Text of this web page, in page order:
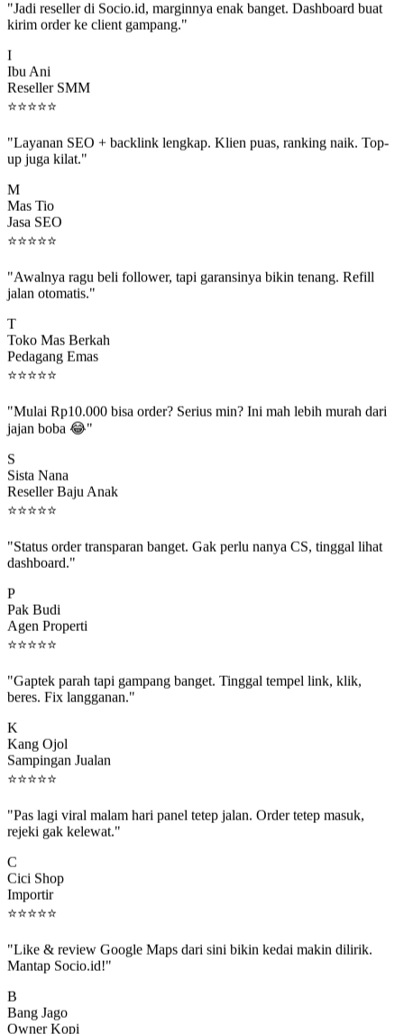
kirim order ke client gampang."
Ibu Ani
Reseller SMM
⭐⭐⭐⭐⭐
up juga kilat."
Mas Tio
Jasa SEO
⭐⭐⭐⭐⭐
jalan otomatis."
Toko Mas Berkah
Pedagang Emas
⭐⭐⭐⭐⭐
jajan boba 😂"
Sista Nana
Reseller Baju Anak
⭐⭐⭐⭐⭐
dashboard."
Pak Budi
Agen Properti
⭐⭐⭐⭐⭐
beres. Fix langganan."
Kang Ojol
Sampingan Jualan
⭐⭐⭐⭐⭐
rejeki gak kelewat."
Cici Shop
Importir
⭐⭐⭐⭐⭐
Mantap Socio.id!"
Bang Jago
Owner Kopi